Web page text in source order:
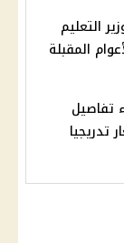
التعليم
المقبلة
تفاصيل
تدريجيا